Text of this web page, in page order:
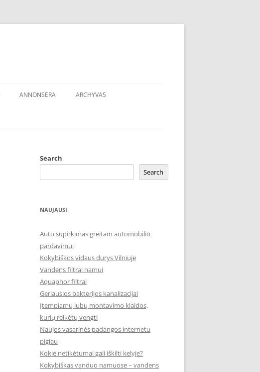
ANNONSERA ARCHYVAS
Search
Search
NAUJAUSI
Auto supirkimas greitam automobilio
pardavimui
Kokybiškos vidaus durys Vilniuje
Vandens filtrai namui
Aquaphor filtrai
Geriausios bakterijos kanalizacijai
Įtempiamų lubų montavimo klaidos,
kurių reikėtų vengti
Naujos vasarinės padangos internetu
pigiau
Kokie netikėtumai gali iškilti kelyje?
Kokybiškas vanduo namuose – vandens